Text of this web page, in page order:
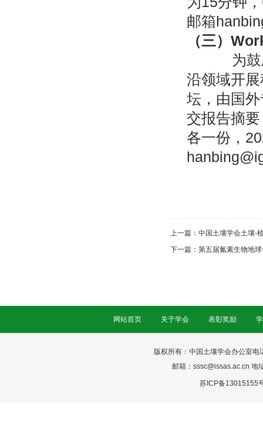
邮箱
（三）
为
沿领域开
坛，由国
交报告摘
各一份，
上一篇： 中国土壤学会土壤-
下一篇： 第五届氮素生物地
网站首页 关于学会 表彰奖励
版权所有：中国土壤学会办公室
邮箱：sssc@issas.ac.cn 地
苏ICP备13015155